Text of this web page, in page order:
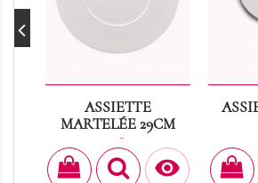
ASSIETTE
MARTELÉE 29CM
Prix
0,48 €
